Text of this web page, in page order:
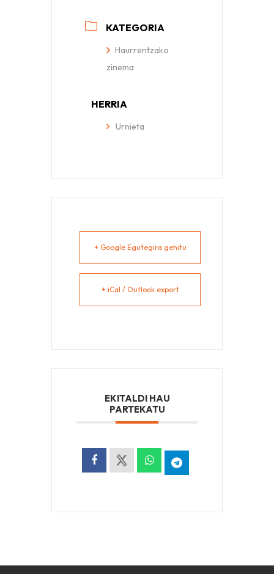
KATEGORIA
Haurrentzako
zinema
HERRIA
Urnieta
+ Google Egutegira gehitu
+ iCal / Outlook export
EKITALDI HAU
PARTEKATU